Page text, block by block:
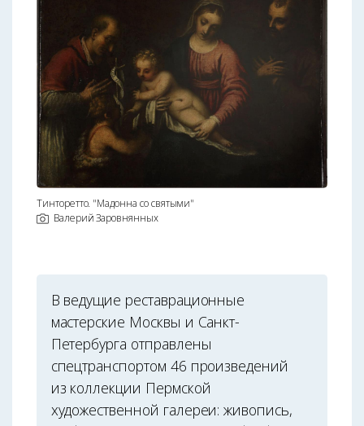
Тинторетто. "Мадонна со святыми"
Валерий Заровнянных
В ведущие реставрационные
мастерские Москвы и Санкт-
Петербурга отправлены
спецтранспортом 46 произведений
из коллекции Пермской
художественной галереи: живопись,